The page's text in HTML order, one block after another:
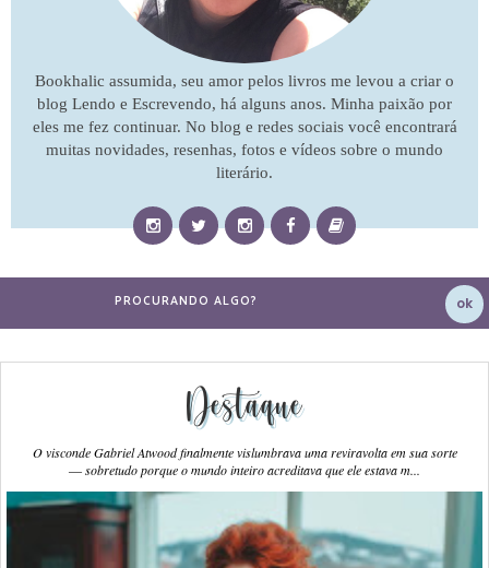
Bookhalic assumida, seu amor pelos livros me levou a criar o
blog Lendo e Escrevendo, há alguns anos. Minha paixão por
eles me fez continuar. No blog e redes sociais você encontrará
muitas novidades, resenhas, fotos e vídeos sobre o mundo
literário.
Destaque
O visconde Gabriel Atwood finalmente vislumbrava uma reviravolta em sua sorte
― sobretudo porque o mundo inteiro acreditava que ele estava m...